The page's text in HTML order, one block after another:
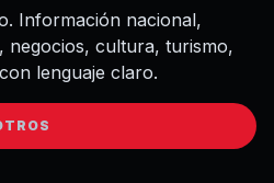
Información nacional,
negocios, cultura, turismo,
lenguaje claro.